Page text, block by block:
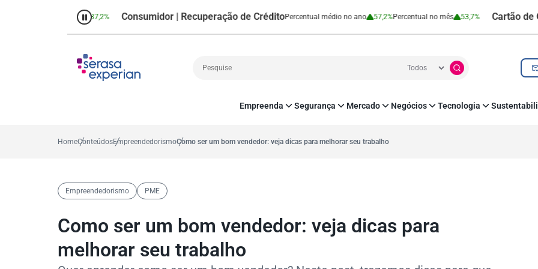
Consumidor | Recuperação de CréditoPercentual médio no ano 57,2%Percentual no mês 53,7% Cartão de Crédito
Empreenda
Crédito
Marketing
Segurança
Proteção de Dados
Mercado
Open Finance
Negócios Tecnologia
HomeConteúdosEmpreendedorismoComo ser um bom vendedor: veja dicas para melhorar seu trabalho
Empreendedorismo PME
Como ser um bom vendedor: veja dicas para
melhorar seu trabalho